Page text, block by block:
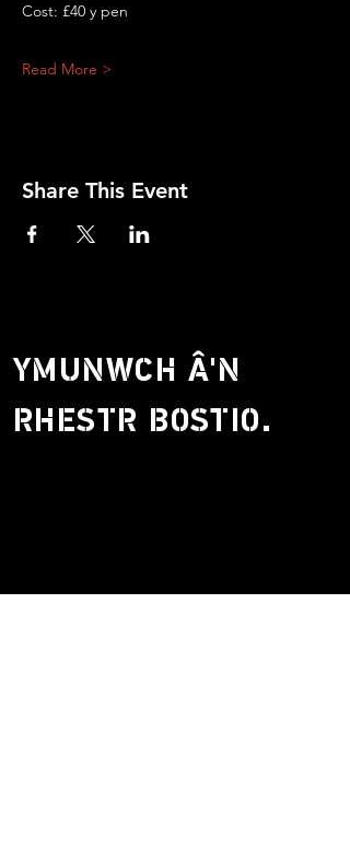
Cost: £40 y pen
Read More >
Share This Event
YMUNWCH Â'N
RHESTR BOSTIO.